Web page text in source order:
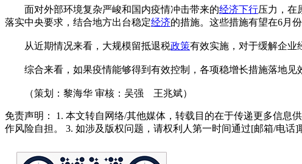
面对外部环境复杂严峻和国内疫情冲击带来的经济下行压力，在
落实中央要求，结合地方出台稳定经济的措施。这些措施有望在6月
从近期情况来看，大规模留抵退税政策有效实施，对于缓解企业
综合来看，如果疫情能够得到有效控制，各项稳增长措施落地见
（策划：黎海华 审核：吴强 王兆斌）
免责声明： 1. 本文转自网络/其他媒体，转载目的在于传递更多信
作风险自担。 3. 如涉及版权问题，请权利人第一时间通过[邮箱/电